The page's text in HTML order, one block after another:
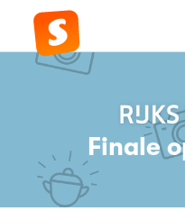
Finale